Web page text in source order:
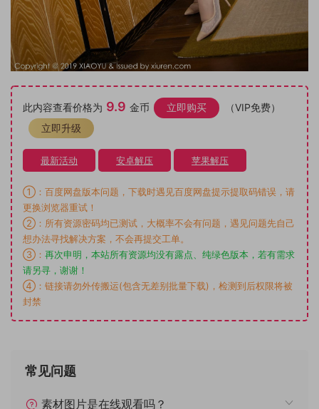
此内容查看价格为 9.9 金币 立即购买
（VIP免费）
立即升级
最新活动 安卓解压 苹果解压
①：百度网盘版本问题，下载时遇见百度网盘提示提取码错误，请
更换浏览器重试！
②：所有资源密码均已测试，大概率不会有问题，遇见问题先自己
想办法寻找解决方案，不会再提交工单。
③： 再次申明，本站所有资源均没有露点、纯绿色版本，若有需求
请另寻，谢谢！
④：链接请勿外传搬运(包含无差别批量下载)，检测到后权限将被
封禁
常见问题
素材图片是在线观看吗？